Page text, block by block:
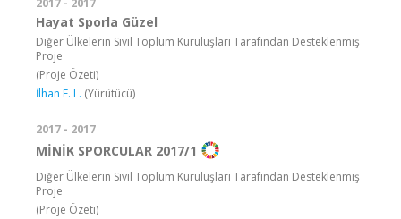
2017 - 2017
Hayat Sporla Güzel
Diğer Ülkelerin Sivil Toplum Kuruluşları Tarafından Desteklenmiş
Proje
(Proje Özeti)
İlhan E. L. (Yürütücü)
2017 - 2017
MİNİK SPORCULAR 2017/1
Diğer Ülkelerin Sivil Toplum Kuruluşları Tarafından Desteklenmiş
Proje
(Proje Özeti)